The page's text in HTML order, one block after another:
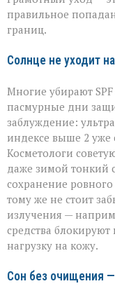
правильное
границ.
Солнце не уходит
Многие убирают
пасмурные дни
заблуждение:
индексе выше 2 уже
Косметологи
даже зимой тонкий
сохранение
тому же не стоит
излучения —
средства
нагрузку на кожу.
Сон без очищения